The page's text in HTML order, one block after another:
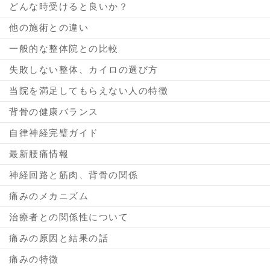
どんな時受けると良いか？
他の施術との違い
一般的な整体院との比較
失敗しない整体、カイロの選び方
当院を満足してもらえない人の特徴
背骨の健康バランス
自律神経完璧ガイド
最新腰痛情報
神経回路と筋肉、背骨の関係
痛みのメカニズム
治療者との関係性について
痛みの原因と結果の話
痛みの特徴